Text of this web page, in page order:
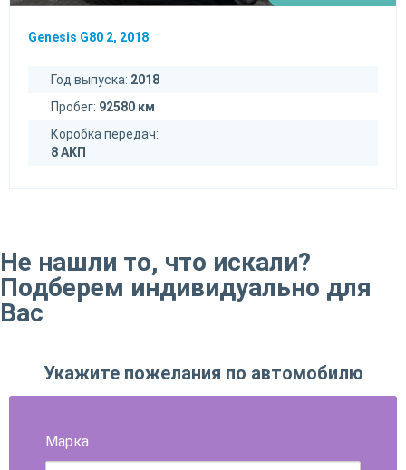
Genesis G80 2, 2018
Год выпуска: 2018
Пробег: 92580 км
Коробка передач:
8 AКП
Не нашли то, что искали?
Подберем индивидуально для
Вас
Укажите пожелания по автомобилю
Марка